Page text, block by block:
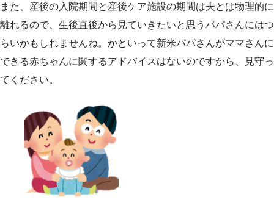
また、産後の入院期間と産後ケア施設の期間は夫とは物理的に
離れるので、生後直後から見ていきたいと思うパパさんにはつ
らいかもしれませんね。かといって新米パパさんがママさんに
できる赤ちゃんに関するアドバイスはないのですから、見守っ
てください。